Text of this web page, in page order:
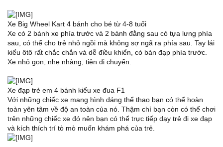
Xe Big Wheel Kart 4 bánh cho bé từ 4-8 tuổi
Xe có 2 bánh xe phía trước và 2 bánh đằng sau có tựa lưng phía
sau, có thể cho trẻ nhỏ ngồi mà không sợ ngã ra phía sau. Tay lái
kiểu ôtô rất chắc chắn và dễ điều khiển, có bàn đạp phía trước.
Xe nhỏ gọn, nhẹ nhàng, tiện di chuyển.
Xe đạp trẻ em 4 bánh kiểu xe đua F1
Với những chiếc xe mang hình dáng thể thao bạn có thể hoàn
toàn yên tâm về độ an toàn của nó. Thậm chí bạn còn có thể chơi
trên những chiếc xe đó nên bạn có thể trực tiếp dạy trẻ đi xe đạp
và kích thích trí tò mò muốn khám phá của trẻ.